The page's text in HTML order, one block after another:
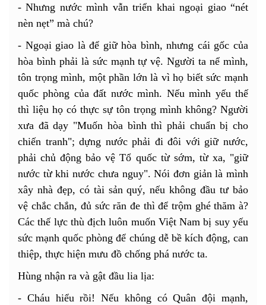
- Nhưng nước mình vẫn triển khai ngoại giao “nét
nèn nẹt” mà chú?
- Ngoại giao là để giữ hòa bình, nhưng cái gốc của
hòa bình phải là sức mạnh tự vệ. Người ta nể mình,
tôn trọng mình, một phần lớn là vì họ biết sức mạnh
quốc phòng của đất nước mình. Nếu mình yếu thế
thì liệu họ có thực sự tôn trọng mình không? Người
xưa đã dạy "Muốn hòa bình thì phải chuẩn bị cho
chiến tranh"; dựng nước phải đi đôi với giữ nước,
phải chủ động bảo vệ Tổ quốc từ sớm, từ xa, "giữ
nước từ khi nước chưa nguy". Nói đơn giản là mình
xây nhà đẹp, có tài sản quý, nếu không đầu tư bảo
vệ chắc chắn, đủ sức răn đe thì để trộm ghé thăm à?
Các thế lực thù địch luôn muốn Việt Nam bị suy yếu
sức mạnh quốc phòng để chúng dễ bề kích động, can
thiệp, thực hiện mưu đồ chống phá nước ta.
Hùng nhận ra và gật đầu lia lịa:
- Cháu hiểu rồi! Nếu không có Quân đội mạnh,